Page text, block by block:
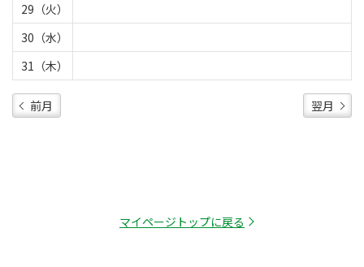
29（火）
30（水）
31（木）
前月 翌月
マイページトップに戻る